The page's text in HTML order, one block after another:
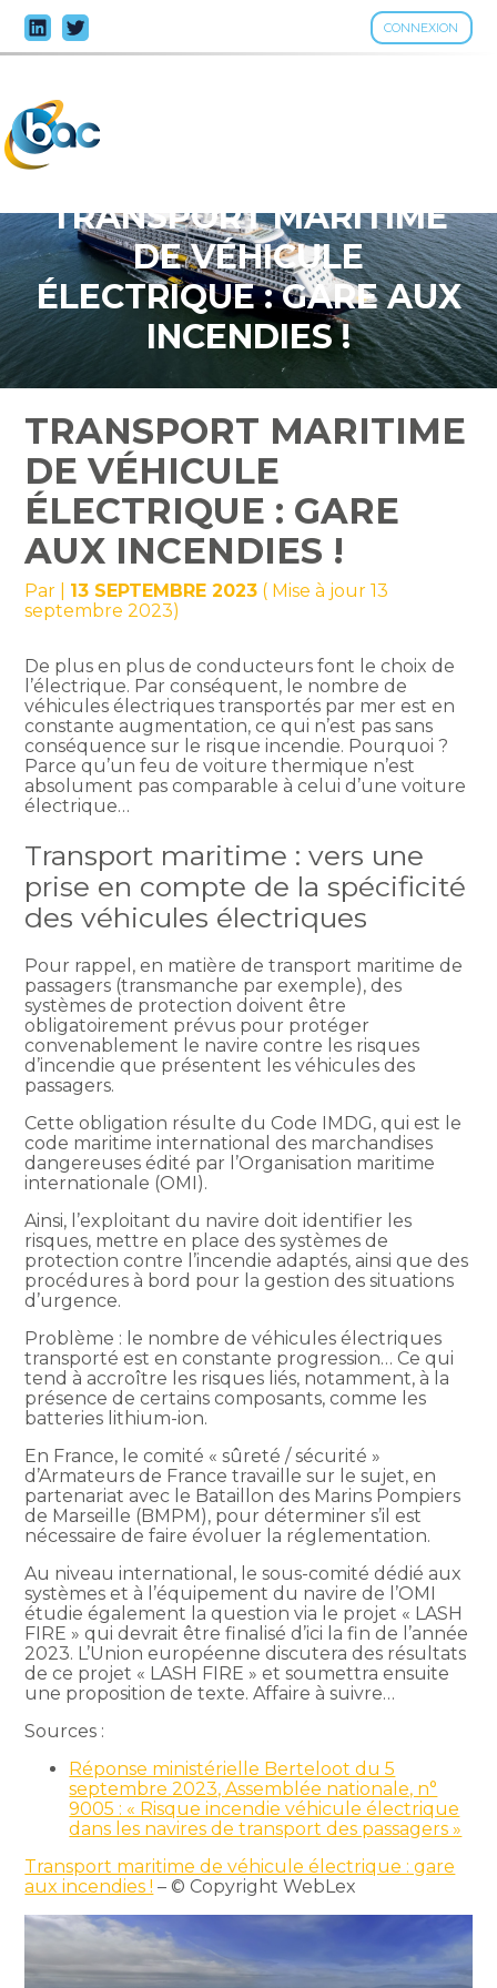
CONNEXION
Aller
au
TRANSPORT MARITIME
DE VÉHICULE
ÉLECTRIQUE : GARE AUX
INCENDIES !
TRANSPORT MARITIME
DE VÉHICULE
ÉLECTRIQUE : GARE
AUX INCENDIES !
Par 13 SEPTEMBRE 2023 ( Mise à jour 13
septembre 2023)
De plus en plus de conducteurs font le choix de
l’électrique. Par conséquent, le nombre de
véhicules électriques transportés par mer est en
constante augmentation, ce qui n’est pas sans
conséquence sur le risque incendie. Pourquoi ?
Parce qu’un feu de voiture thermique n’est
absolument pas comparable à celui d’une voiture
électrique…
Transport maritime : vers une
prise en compte de la spécificité
des véhicules électriques
Pour rappel, en matière de transport maritime de
passagers (transmanche par exemple), des
systèmes de protection doivent être
obligatoirement prévus pour protéger
convenablement le navire contre les risques
d’incendie que présentent les véhicules des
passagers.
Cette obligation résulte du Code IMDG, qui est le
code maritime international des marchandises
dangereuses édité par l’Organisation maritime
internationale (OMI).
Ainsi, l’exploitant du navire doit identifier les
risques, mettre en place des systèmes de
protection contre l’incendie adaptés, ainsi que des
procédures à bord pour la gestion des situations
d’urgence.
Problème : le nombre de véhicules électriques
transporté est en constante progression… Ce qui
tend à accroître les risques liés, notamment, à la
présence de certains composants, comme les
batteries lithium-ion.
En France, le comité « sûreté / sécurité »
d’Armateurs de France travaille sur le sujet, en
partenariat avec le Bataillon des Marins Pompiers
de Marseille (BMPM), pour déterminer s’il est
nécessaire de faire évoluer la réglementation.
Au niveau international, le sous-comité dédié aux
systèmes et à l’équipement du navire de l’OMI
étudie également la question via le projet « LASH
FIRE » qui devrait être finalisé d’ici la fin de l’année
2023. L’Union européenne discutera des résultats
de ce projet « LASH FIRE » et soumettra ensuite
une proposition de texte. Affaire à suivre…
Sources :
Réponse ministérielle Berteloot du 5
septembre 2023, Assemblée nationale, n°
9005 : « Risque incendie véhicule électrique
dans les navires de transport des passagers »
Transport maritime de véhicule électrique : gare
aux incendies ! – © Copyright WebLex